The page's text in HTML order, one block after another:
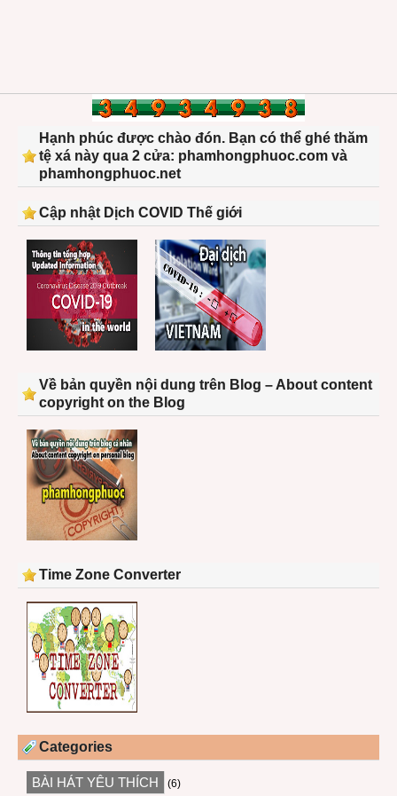
Hạnh phúc được chào đón. Bạn có thể ghé thăm
tệ xá này qua 2 cửa: phamhongphuoc.com và
phamhongphuoc.net
Cập nhật Dịch COVID Thế giới
Về bản quyền nội dung trên Blog – About content
copyright on the Blog
Time Zone Converter
Categories
BÀI HÁT YÊU THÍCH (6)